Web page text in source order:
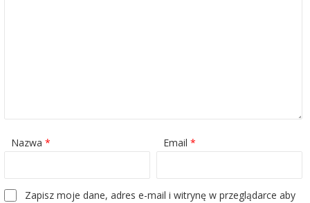
Nazwa* Email *
Zapisz moje dane, adres e-mail i witrynę w przeglądarce aby